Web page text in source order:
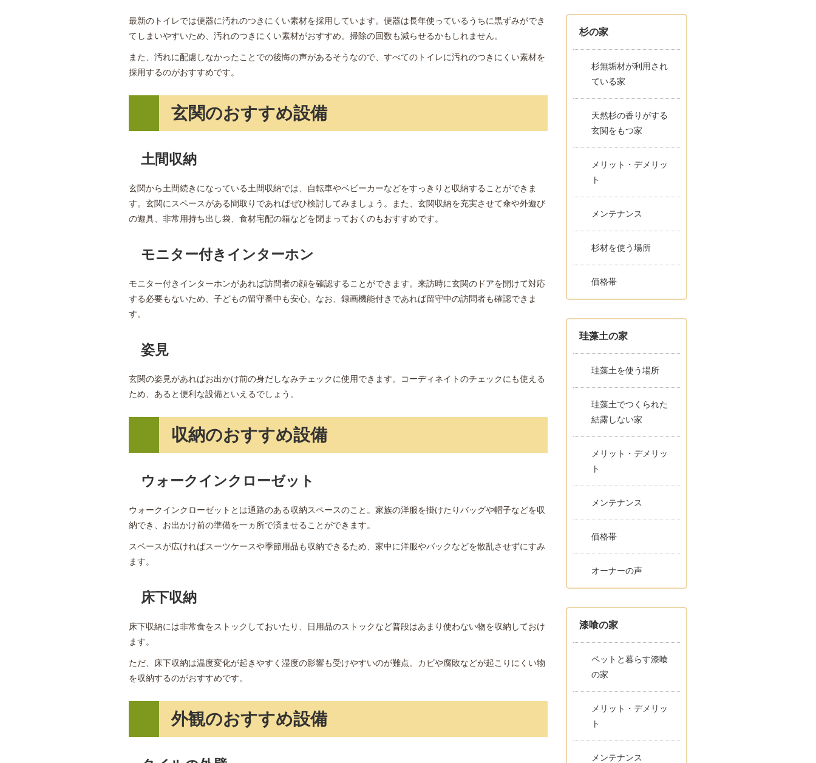
最新のトイレでは便器に汚れのつきにくい素材を採用しています。便器は長年使っているうちに黒ずみができ
てしまいやすいため、汚れのつきにくい素材がおすすめ。掃除の回数も減らせるかもしれません。
また、汚れに配慮しなかったことでの後悔の声があるそうなので、すべてのトイレに汚れのつきにくい素材を
採用するのがおすすめです。
玄関のおすすめ設備
土間収納
玄関から土間続きになっている土間収納では、自転車やベビーカーなどをすっきりと収納することができま
す。玄関にスペースがある間取りであればぜひ検討してみましょう。また、玄関収納を充実させて傘や外遊び
の遊具、非常用持ち出し袋、食材宅配の箱などを閉まっておくのもおすすめです。
モニター付きインターホン
モニター付きインターホンがあれば訪問者の顔を確認することができます。来訪時に玄関のドアを開けて対応
する必要もないため、子どもの留守番中も安心。なお、録画機能付きであれば留守中の訪問者も確認できま
す。
姿見
玄関の姿見があればお出かけ前の身だしなみチェックに使用できます。コーディネイトのチェックにも使える
ため、あると便利な設備といえるでしょう。
収納のおすすめ設備
ウォークインクローゼット
ウォークインクローゼットとは通路のある収納スペースのこと。家族の洋服を掛けたりバッグや帽子などを収
納でき、お出かけ前の準備を一ヵ所で済ませることができます。
スペースが広ければスーツケースや季節用品も収納できるため、家中に洋服やバックなどを散乱させずにすみ
ます。
床下収納
床下収納には非常食をストックしておいたり、日用品のストックなど普段はあまり使わない物を収納しておけ
ます。
ただ、床下収納は温度変化が起きやすく湿度の影響も受けやすいのが難点。カビや腐敗などが起こりにくい物
を収納するのがおすすめです。
外観のおすすめ設備
杉の家
杉無垢材が利用され
ている家
天然杉の香りがする
玄関をもつ家
メリット・デメリッ
ト
メンテナンス
杉材を使う場所
価格帯
珪藻土の家
珪藻土を使う場所
珪藻土でつくられた
結露しない家
メリット・デメリッ
ト
メンテナンス
価格帯
オーナーの声
漆喰の家
ペットと暮らす漆喰
の家
メリット・デメリッ
ト
メンテナンス